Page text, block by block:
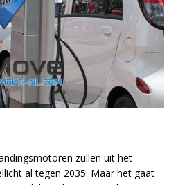
zullen uit het
al tegen 2035. Maar het gaat